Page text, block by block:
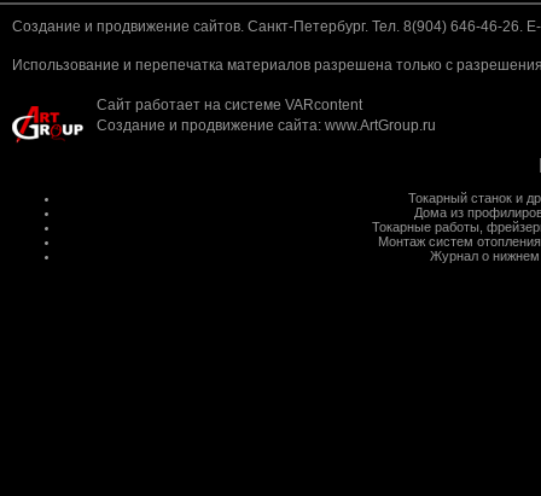
Создание и продвижение сайтов. Санкт-Петербург. Тел. 8(904) 646-46-26.
Использование и перепечатка материалов разрешена только с
Сайт работает на системе VARcontent
Создание и продвижение сайта: www.ArtGroup.ru
Токарный станок и
Дома из
Токарные работы
Монтаж систем отопления
Журнал о нижнем